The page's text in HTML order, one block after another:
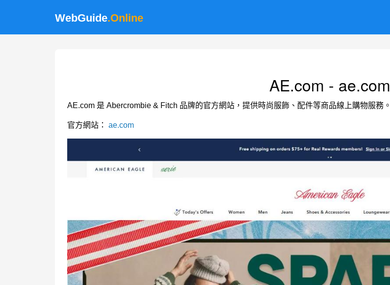
WebGuide.Online
AE.com - ae.com
AE.com 是 Abercrombie & Fitch 品牌的官方網站，提供時尚服飾、配件等商品線上購物服務。
官方網站： ae.com